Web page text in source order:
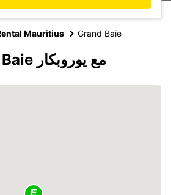
Mauritius Grand Baie
اكتشف Grand Baie مع يوروبكار